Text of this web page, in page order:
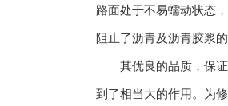
路面处于不易蠕动状态
阻止了沥青及沥青胶浆
其优良的品质，保证
到了相当大的作用。为